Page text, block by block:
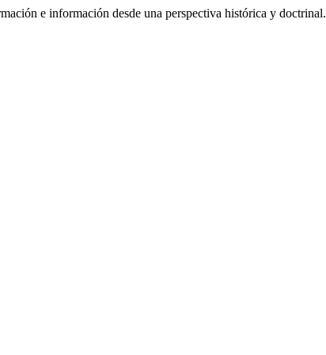
e información desde una perspectiva histórica y doctrinal.